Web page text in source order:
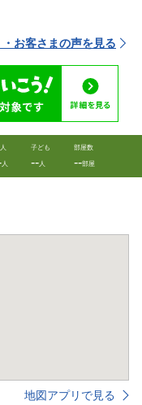
お客さまの声を見る
人
子ども
--人
部屋数
--部屋
地図アプリで見る